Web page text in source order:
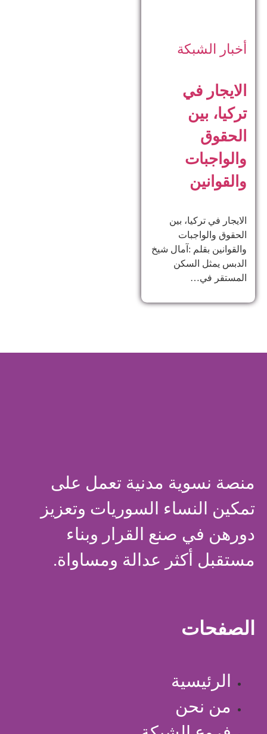
أخبار الشبكة
الايجار في
تركيا، بين
الحقوق
والواجبات
والقوانين
الايجار في تركيا، بين
الحقوق والواجبات
والقوانين بقلم :آمال شيخ
الدبس يمثل السكن
المستقر في…
منصة نسوية مدنية تعمل على
تمكين النساء السوريات وتعزيز
دورهن في صنع القرار وبناء
مستقبل أكثر عدالة ومساواة.
الصفحات
الرئيسية
من نحن